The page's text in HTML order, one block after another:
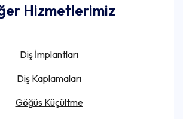
Hizmetlerimiz
Diş İmplantları
Diş Kaplamaları
Göğüs Küçültme